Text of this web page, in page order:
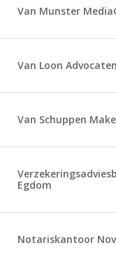
Van Munster
Van Loon Advocaten
Van Schuppen
Egdom
Notariskantoor